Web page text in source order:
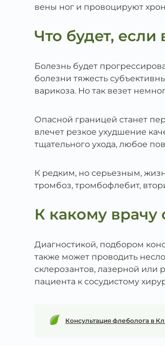
вены ног и провоцируют
Что будет, если
Болезнь будет
болезни тяжесть
варикоза. Но так везет
Опасной границей станет
влечет резкое ухудшение
тщательного ухода, любое
К редким, но серьезным,
тромбоз, тромбофлебит,
К какому
Диагностикой, подбором
также может проводить
склерозантов, лазерной или
пациента к сосудистому
Консультация флеболога в